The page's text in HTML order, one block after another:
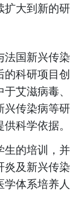
扩大到新的研
法国新兴传染
的科研项目创
艾滋病毒、
兴传染病等研
科学依据。
生的培训，并
炎及新兴传染
体系培养人